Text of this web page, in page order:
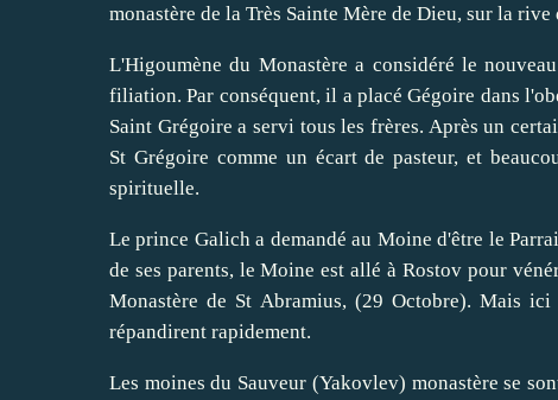
monastère de la Très Sainte Mère de Dieu, sur la
L'Higoumène du Monastère a considéré le
filiation. Par conséquent, il a placé Gégoire dans
Saint Grégoire a servi tous les frères. Après un
St Grégoire comme un écart de pasteur, et
spirituelle.
Le prince Galich a demandé au Moine d'être le
de ses parents, le Moine est allé à Rostov pour
Monastère de St Abramius, (29 Octobre). Mais
répandirent rapidement.
Les moines du Sauveur (Yakovlev) monastère se